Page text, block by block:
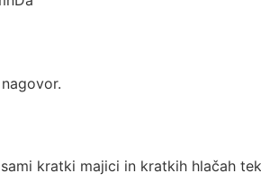
kratki majici in kratkih hlačah